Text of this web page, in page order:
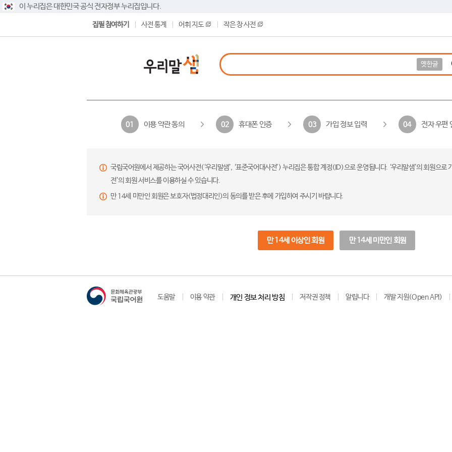
이 누리집은 대한민국 공식 전자정부 누리집입니다.
집필 참여하기 사전 통계 어휘 지도 작은 창 사전
옛한글
01 이용 약관 동의 02 휴대폰 인증 03 가입 정보 입력 04 전자 우편
국립국어원에서 제공하는 국어사전(‘우리말샘’, ‘표준국어대사전’) 누리집은 통합 계정(ID)으로 운영됩니다. ‘우리말샘’의 회원으
전’의 회원 서비스를 이용하실 수 있습니다.
만 14세 미만인 회원은 보호자(법정대리인)의 동의를 받은 후에 가입하여 주시기 바랍니다.
만 14세 이상인 회원 만 14세 미만인 회원
도움말 이용 약관 개인 정보 처리 방침 저작권 정책 알립니다 개발 지원(Open API)